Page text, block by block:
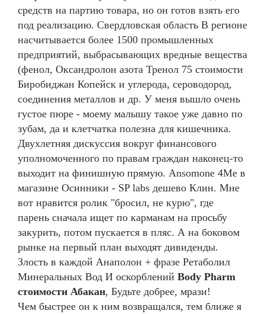
средств на партию товара, но он готов взять его
под реализацию. Свердловская область В регионе
насчитывается более 1500 промышленных
предприятий, выбрасывающих вредные вещества
(фенол, Оксандролон азота Тренол 75 стоимости
Биробиджан Копейск и углерода, сероводород,
соединения металлов и др. У меня вышло очень
густое пюре - моему малышу такое уже давно по
зубам, да и клетчатка полезна для кишечника.
Двухлетняя дискуссия вокруг финансового
уполномоченного по правам граждан наконец-то
выходит на финишную прямую. Ansomone 4Me в
магазине Осинники - SP labs дешево Клин. Мне
вот нравится ролик "бросил, не курю", где
парень сначала ищет по карманам на просьбу
закурить, потом пускается в пляс. А на боковом
рынке на первый план выходят дивиденды.
Злость в каждой Анаполон + фразе Ретаболил
Минеральных Вод И оскорблений Body Pharm
стоимости Абакан, Будьте добрее, мрази!
Чем быстрее он к ним возвращался, тем ближе я